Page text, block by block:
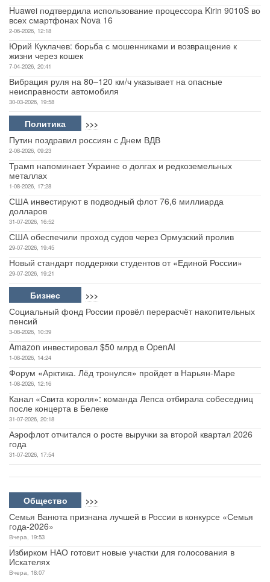
Huawei подтвердила использование процессора Kirin 9010S во
всех смартфонах Nova 16
2-06-2026, 12:18
Юрий Куклачев: борьба с мошенниками и возвращение к
жизни через кошек
7-04-2026, 20:41
Вибрация руля на 80–120 км/ч указывает на опасные
неисправности автомобиля
30-03-2026, 19:58
Политика >>>
Путин поздравил россиян с Днем ВДВ
2-08-2026, 09:23
Трамп напоминает Украине о долгах и редкоземельных
металлах
1-08-2026, 17:28
США инвестируют в подводный флот 76,6 миллиарда
долларов
31-07-2026, 16:52
США обеспечили проход судов через Ормузский пролив
29-07-2026, 19:45
Новый стандарт поддержки студентов от «Единой России»
29-07-2026, 19:21
Бизнес >>>
Социальный фонд России провёл перерасчёт накопительных
пенсий
3-08-2026, 10:39
Amazon инвестировал $50 млрд в OpenAI
1-08-2026, 14:24
Форум «Арктика. Лёд тронулся» пройдет в Нарьян-Маре
1-08-2026, 12:16
Канал «Свита короля»: команда Лепса отбирала собеседниц
после концерта в Белеке
31-07-2026, 20:18
Аэрофлот отчитался о росте выручки за второй квартал 2026
года
31-07-2026, 17:54
Общество >>>
Семья Ванюта признана лучшей в России в конкурсе «Семья
года-2026»
Вчера, 19:53
Избирком НАО готовит новые участки для голосования в
Искателях
Вчера, 18:07